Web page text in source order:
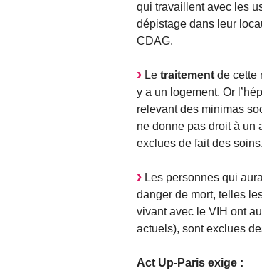
qui travaillent avec les
dépistage dans leur
CDAG.
Le traitement de cette
y a un logement. Or
relevant des minimas
ne donne pas droit à un
exclues de fait des soins.
Les personnes qui
danger de mort, telles
vivant avec le VIH ont
actuels), sont exclues
Act Up-Paris exige :